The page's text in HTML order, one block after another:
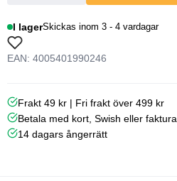
I lagerSkickas inom 3 - 4 vardagar
EAN: 4005401990246
Frakt 49 kr | Fri frakt över 499 kr
Betala med kort, Swish eller faktura
14 dagars ångerrätt